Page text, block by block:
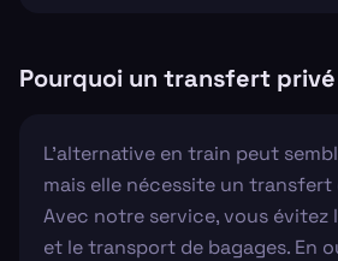
Pourquoi un transfert
L'alternative en train peut
mais elle nécessite un transfert
Avec notre service, vous
et le transport de bagages. En